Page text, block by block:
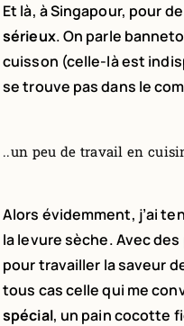
Et là, à Singapour, pour
sérieux. On parle
cuisson (celle-là est
se trouve pas dans le
..un peu de travail en
Alors évidemment, j’ai
la levure sèche. Avec
pour travailler la saveur
tous cas celle qui me
spécial, un pain cocotte